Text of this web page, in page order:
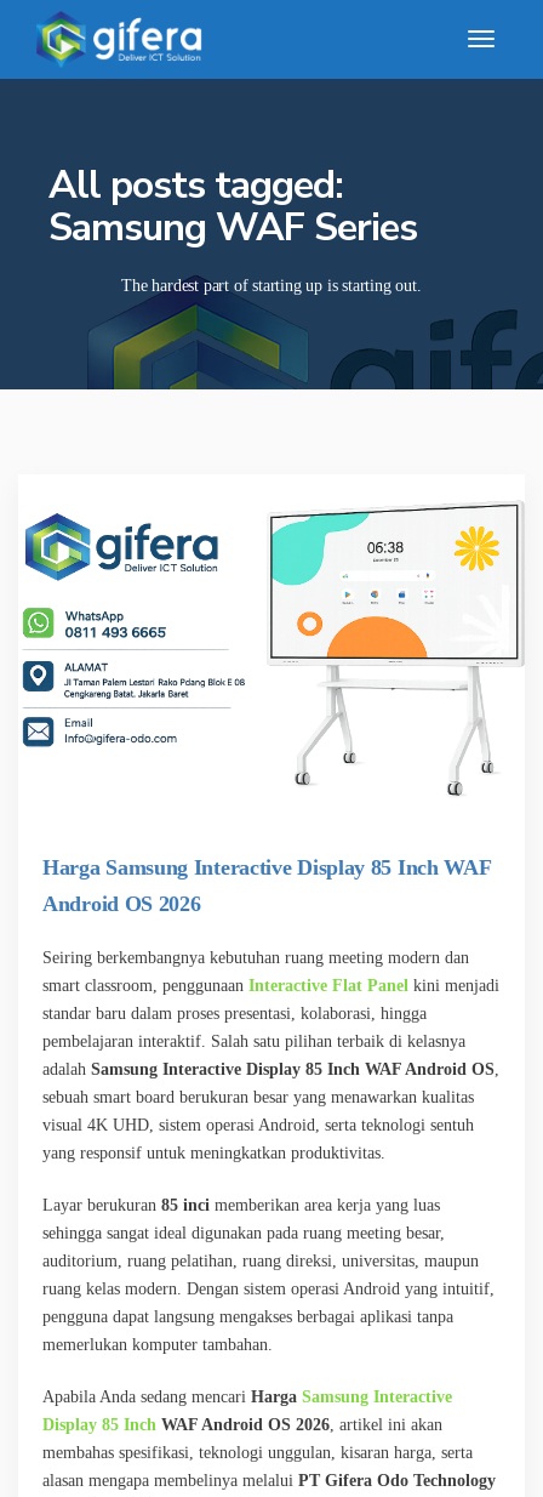
All posts tagged:
Samsung WAF Series
The hardest part of starting up is starting out.
Harga Samsung Interactive Display 85 Inch WAF
Android OS 2026
Seiring berkembangnya kebutuhan ruang meeting modern dan
smart classroom, penggunaan Interactive Flat Panel kini menjadi
standar baru dalam proses presentasi, kolaborasi, hingga
pembelajaran interaktif. Salah satu pilihan terbaik di kelasnya
adalah Samsung Interactive Display 85 Inch WAF Android OS
sebuah smart board berukuran besar yang menawarkan kualitas
visual 4K UHD, sistem operasi Android, serta teknologi sentuh
yang responsif untuk meningkatkan produktivitas.
Layar berukuran 85 inci memberikan area kerja yang luas
sehingga sangat ideal digunakan pada ruang meeting besar,
auditorium, ruang pelatihan, ruang direksi, universitas, maupun
ruang kelas modern. Dengan sistem operasi Android yang intuitif,
pengguna dapat langsung mengakses berbagai aplikasi tanpa
memerlukan komputer tambahan.
Apabila Anda sedang mencari Harga Samsung Interactive
Display 85 Inch WAF Android OS 2026 , artikel ini akan
membahas spesifikasi, teknologi unggulan, kisaran harga, serta
alasan mengapa membelinya melalui PT Gifera Odo Technology